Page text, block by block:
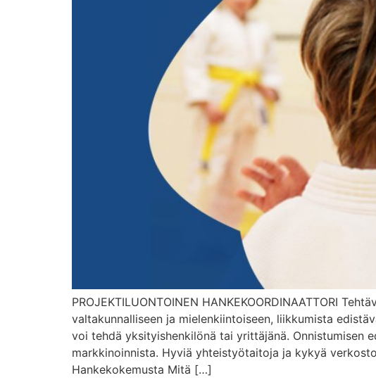
PROJEKTILUONTOINEN HANKEKOORDINAATTORI
valtakunnalliseen ja mielenkiintoiseen, liikkumista
voi tehdä yksityishenkilönä tai yrittäjänä. Onnistumisen
markkinoinnista. Hyviä yhteistyötaitoja ja kykyä
Hankekokemusta Mitä […]